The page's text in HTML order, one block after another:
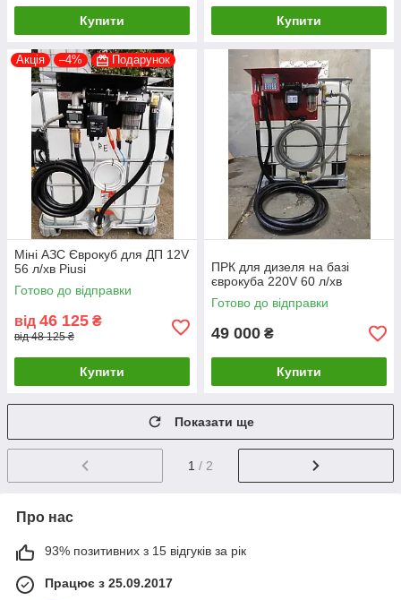
Купити Купити
Акція –4% Подарунок
Міні АЗС Єврокуб для ДП 12V
56 л/хв Piusi
Готово до відправки
від 46 125 ₴
від 48 125 ₴
Купити
ПРК для дизеля на базі
єврокуба 220V 60 л/хв
Готово до відправки
49 000 ₴
Купити
Показати ще
1 / 2
Про нас
93% позитивних з 15 відгуків за рік
Працює з 25.09.2017